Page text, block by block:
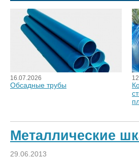
КАРТА САЙТА
16.07.2026
Обсадные трубы
Металлические
29.06.2013